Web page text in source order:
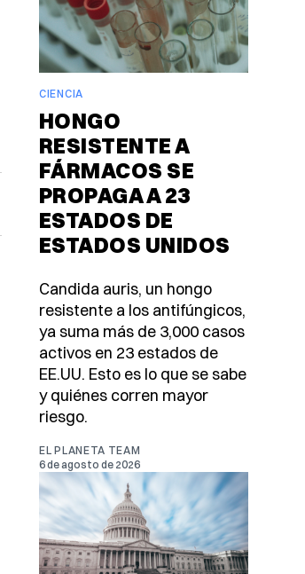
CIENCIA
HONGO
RESISTENTE A
FÁRMACOS SE
PROPAGA A 23
ESTADOS DE
ESTADOS UNIDOS
Candida auris, un hongo
resistente a los antifúngicos,
ya suma más de 3,000 casos
activos en 23 estados de
EE.UU. Esto es lo que se sabe
y quiénes corren mayor
riesgo.
EL PLANETA TEAM
6 de agosto de 2026